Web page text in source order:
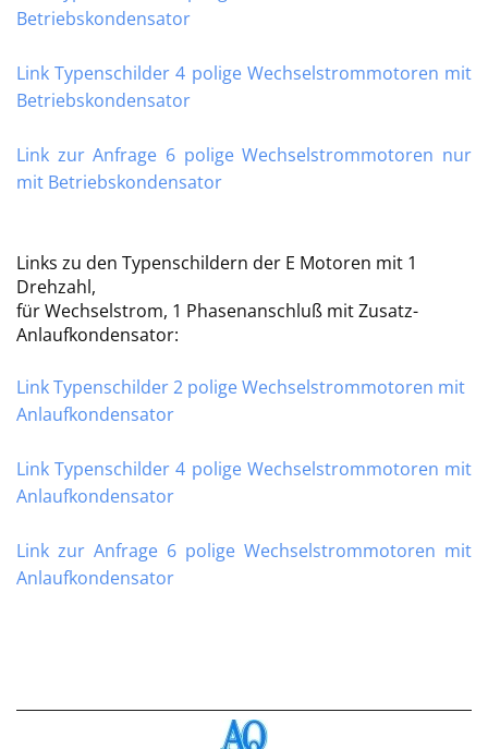
Betriebskondensator
Link Typenschilder 4 polige Wechselstrommotoren mit
Betriebskondensator
Link zur Anfrage 6 polige Wechselstrommotoren nur
mit Betriebskondensator
Links zu den Typenschildern der E Motoren mit 1
Drehzahl,
für Wechselstrom, 1 Phasenanschluß mit Zusatz-
Anlaufkondensator:
Link Typenschilder 2 polige Wechselstrommotoren mit
Anlaufkondensator
Link Typenschilder 4 polige Wechselstrommotoren mit
Anlaufkondensator
Link zur Anfrage 6 polige Wechselstrommotoren mit
Anlaufkondensator